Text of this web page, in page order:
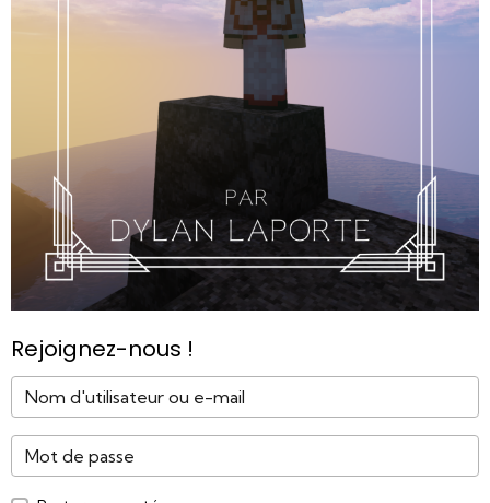
Rejoignez-nous !